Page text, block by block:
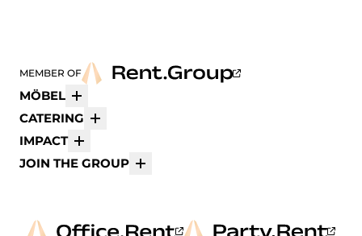
MEMBER OF
MÖBEL
CATERING
IMPACT
JOIN THE GROUP